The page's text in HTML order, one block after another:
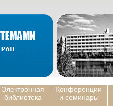
Электронная
библиотека
Конференции
и семинары